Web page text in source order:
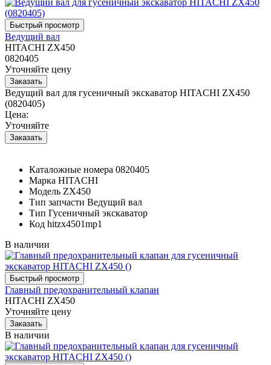
Ведущий вал
HITACHI ZX450
0820405
Уточняйте цену
Ведущий вал для гусеничный экскаватор HITACHI ZX450
(0820405)
Цена:
Уточняйте
Каталожные номера 0820405
Марка HITACHI
Модель ZX450
Тип запчасти Ведущий вал
Тип Гусеничный экскаватор
Код hitzx4501mp1
В наличии
Главный предохранительный клапан
HITACHI ZX450
Уточняйте цену
В наличии